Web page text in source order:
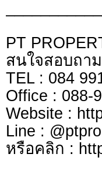
PT
สนใจสอบถา
TEL : 084
Office : 088-
Website :
Line :
หรือคลิก :